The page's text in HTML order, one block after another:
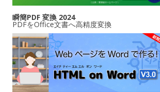
瞬簡PDF 変換 2024
PDFをOffice文書へ高精度変換